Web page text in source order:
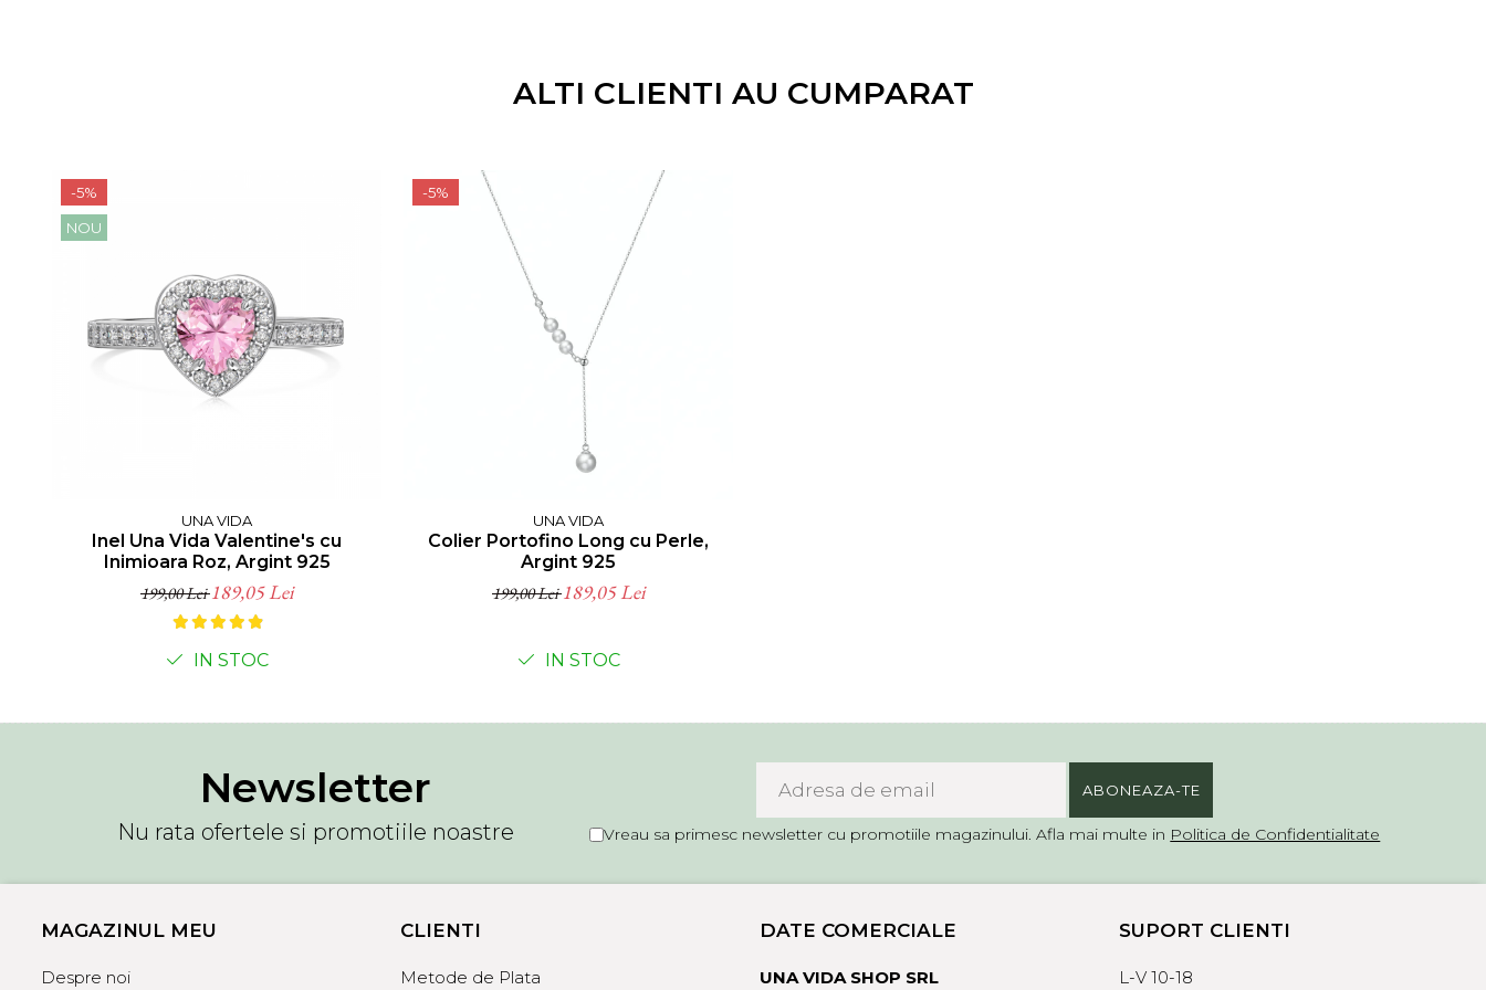
ALTI CLIENTI AU CUMPARAT
-5%
NOU
UNA VIDA
Inel Una Vida Valentine's cu
Inimioara Roz, Argint 925
199,00 Lei189,05 Lei
IN STOC
-5%
UNA VIDA
Colier Portofino Long cu Perle,
Argint 925
199,00 Lei189,05 Lei
IN STOC
Newsletter
Nu rata ofertele si promotiile noastre Vreau sa primesc newsletter cu promotiile magazinului. Afla mai multe in Politica de Confidentialitate
MAGAZINUL MEU
Despre noi
CLIENTI
Metode de Plata
DATE COMERCIALE
UNA VIDA SHOP SRL
SUPORT CLIENTI
L-V 10-18